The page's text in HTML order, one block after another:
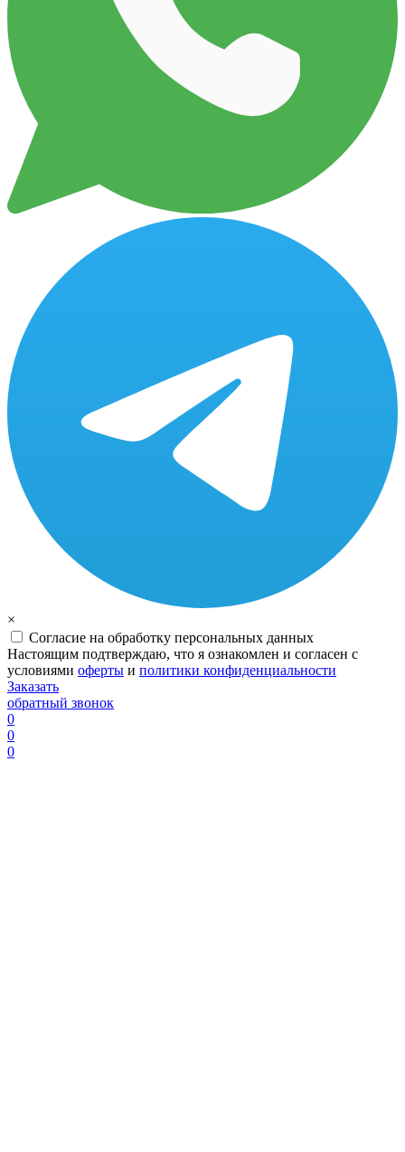
×
Согласие на обработку персональных данных
Настоящим подтверждаю, что я ознакомлен и согласен с
условиями оферты и политики конфиденциальности
Заказать
обратный звонок
0
0
0